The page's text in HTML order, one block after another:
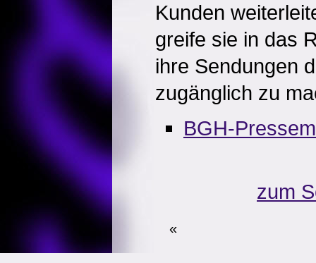
Kunden
greife sie in das
ihre Sendungen
zugänglich zu
BGH-
zum
«